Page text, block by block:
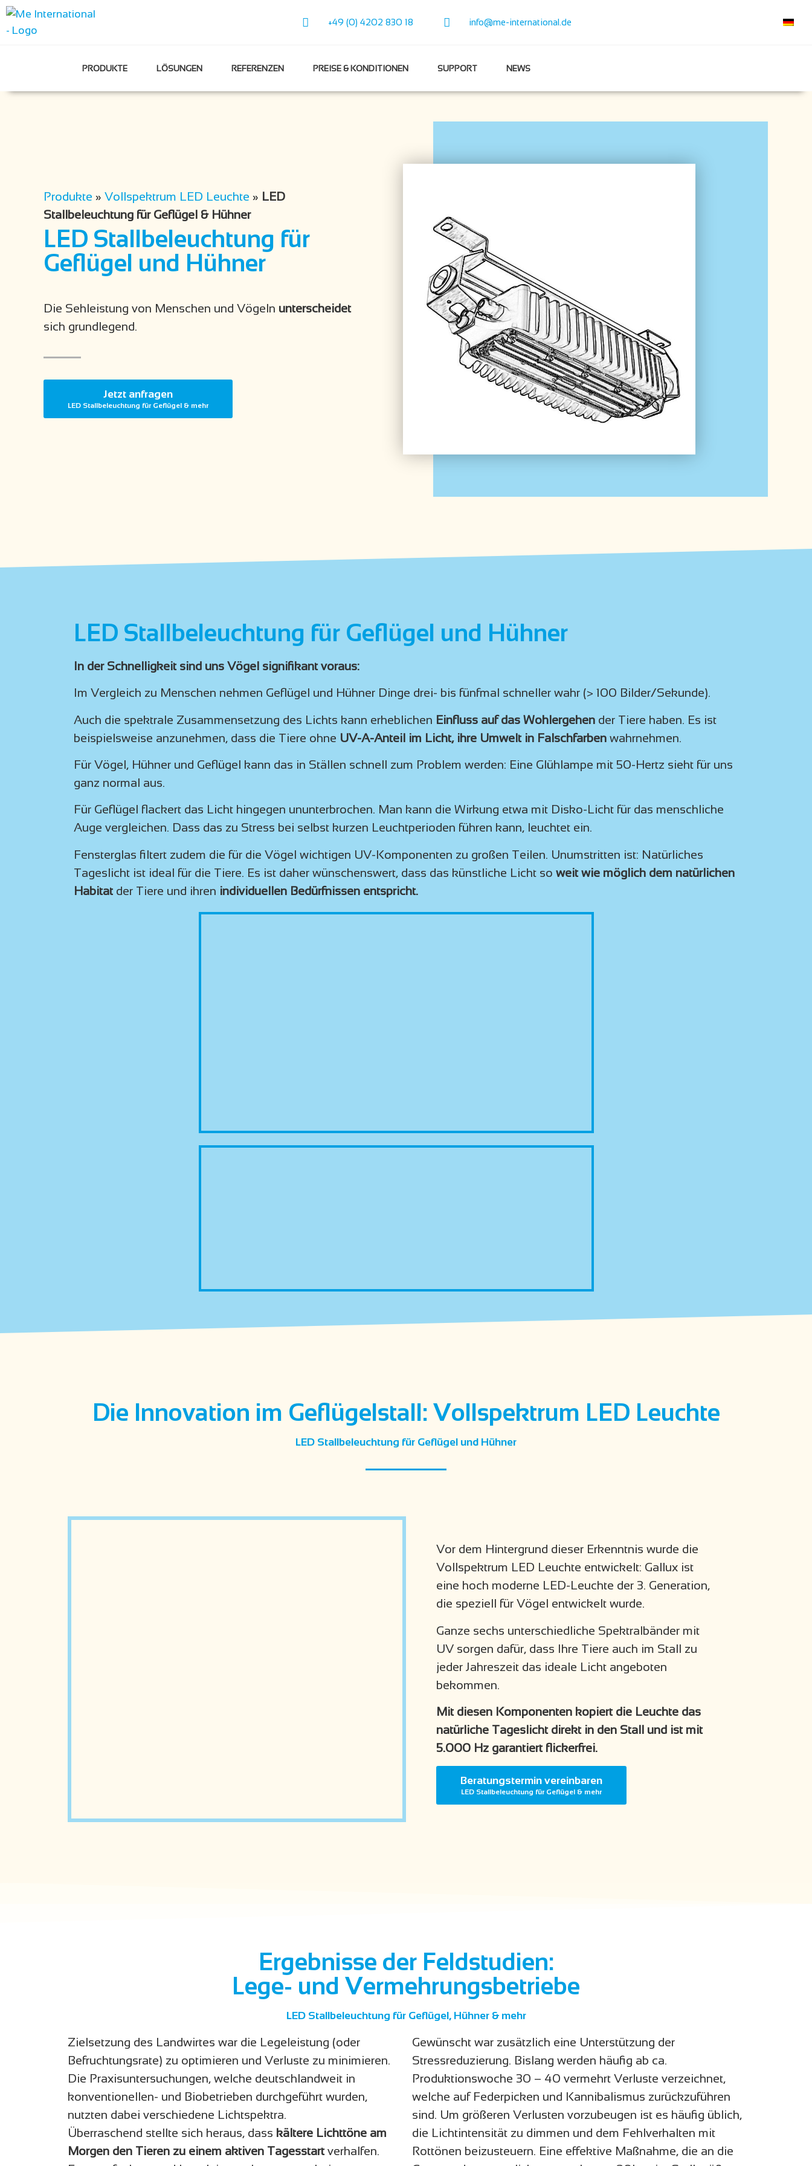
+49 (0) 4202 830 18 info@me-international.de
PRODUKTE LÖSUNGEN REFERENZEN PREISE & KONDITIONEN SUPPORT NEWS
Produkte » Vollspektrum LED Leuchte » LED
Stallbeleuchtung für Geflügel & Hühner
LED Stallbeleuchtung für
Geflügel und Hühner
Die Sehleistung von Menschen und Vögeln unterscheidet
sich grundlegend.
Jetzt anfragen
LED Stallbeleuchtung für Geflügel & mehr
LED Stallbeleuchtung für Geflügel und Hühner
In der Schnelligkeit sind uns Vögel signifikant voraus:
Im Vergleich zu Menschen nehmen Geflügel und Hühner Dinge drei- bis fünfmal schneller wahr (> 100 Bilder/Sekunde).
Auch die spektrale Zusammensetzung des Lichts kann erheblichen Einfluss auf das Wohlergehen der Tiere haben. Es ist
beispielsweise anzunehmen, dass die Tiere ohne UV-A-Anteil im Licht, ihre Umwelt in Falschfarben wahrnehmen.
Für Vögel, Hühner und Geflügel kann das in Ställen schnell zum Problem werden: Eine Glühlampe mit 50-Hertz sieht für uns
ganz normal aus.
Für Geflügel flackert das Licht hingegen ununterbrochen. Man kann die Wirkung etwa mit Disko-Licht für das menschliche
Auge vergleichen. Dass das zu Stress bei selbst kurzen Leuchtperioden führen kann, leuchtet ein.
Fensterglas filtert zudem die für die Vögel wichtigen UV-Komponenten zu großen Teilen. Unumstritten ist: Natürliches
Tageslicht ist ideal für die Tiere. Es ist daher wünschenswert, dass das künstliche Licht so weit wie möglich dem natürlichen
Habitat der Tiere und ihren individuellen Bedürfnissen entspricht.
Die Innovation im Geflügelstall: Vollspektrum LED Leuchte
LED Stallbeleuchtung für Geflügel und Hühner
Vor dem Hintergrund dieser Erkenntnis wurde die
Vollspektrum LED Leuchte entwickelt: Gallux ist
eine hoch moderne LED-Leuchte der 3. Generation,
die speziell für Vögel entwickelt wurde.
Ganze sechs unterschiedliche Spektralbänder mit
UV sorgen dafür, dass Ihre Tiere auch im Stall zu
jeder Jahreszeit das ideale Licht angeboten
bekommen.
Mit diesen Komponenten kopiert die Leuchte das
natürliche Tageslicht direkt in den Stall und ist mit
5.000 Hz garantiert flickerfrei.
Beratungstermin vereinbaren
LED Stallbeleuchtung für Geflügel & mehr
Ergebnisse der Feldstudien:
Lege- und Vermehrungsbetriebe
LED Stallbeleuchtung für Geflügel, Hühner & mehr
Zielsetzung des Landwirtes war die Legeleistung (oder
Befruchtungsrate) zu optimieren und Verluste zu minimieren.
Die Praxisuntersuchungen, welche deutschlandweit in
konventionellen- und Biobetrieben durchgeführt wurden,
nutzten dabei verschiedene Lichtspektra.
Überraschend stellte sich heraus, dass kältere Lichttöne am
Morgen den Tieren zu einem aktiven Tagesstart verhalfen.
Gewünscht war zusätzlich eine Unterstützung der
Stressreduzierung. Bislang werden häufig ab ca.
Produktionswoche 30 – 40 vermehrt Verluste verzeichnet,
welche auf Federpicken und Kannibalismus zurückzuführen
sind. Um größeren Verlusten vorzubeugen ist es häufig üblich,
die Lichtintensität zu dimmen und dem Fehlverhalten mit
Rottönen beizusteuern. Eine effektive Maßnahme, die an die